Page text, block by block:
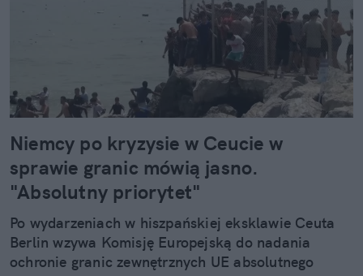
Niemcy po kryzysie w Ceucie w
sprawie granic mówią jasno.
"Absolutny priorytet"
Po wydarzeniach w hiszpańskiej eksklawie Ceuta
Berlin wzywa Komisję Europejską do nadania
ochronie granic zewnętrznych UE absolutnego